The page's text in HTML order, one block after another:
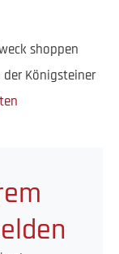
shoppen
der Königsteiner